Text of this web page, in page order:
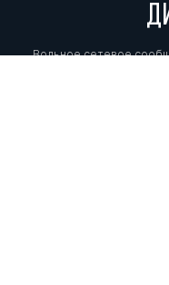
Вольное сетевое